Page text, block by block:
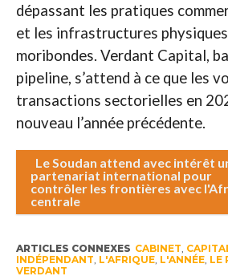
dépassant les pratiques
et les infrastructures
moribondes. Verdant Capital,
pipeline, s’attend à ce que les
transactions sectorielles en
nouveau l’année précédente.
Le Soudan attend avec intérêt
partenariat international pour
contrôler les frontières avec
centrale
ARTICLES CONNEXES CABINET
INDÉPENDANT L'AFRIQUE, L'ANNÉE, LE
VERDANT